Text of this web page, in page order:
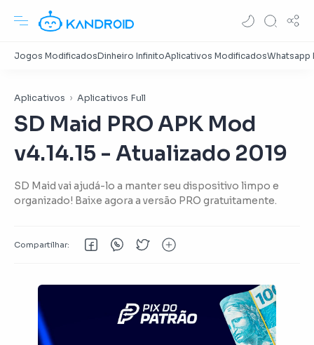
Aplicativos Aplicativos Full
SD Maid PRO APK Mod
v4.14.15 - Atualizado 2019
SD Maid vai ajudá-lo a manter seu dispositivo limpo e
organizado! Baixe agora a versão PRO gratuitamente.